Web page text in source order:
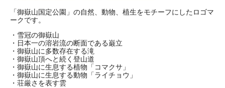
「御嶽山国定公園」の自然、動物、植生をモチーフにしたロゴマ
ークです。
・雪冠の御嶽山
・日本一の溶岩流の断面である巌立
・御嶽山に多数存在する滝
・御嶽山頂へと続く登山道
・御嶽山に生息する植物「コマクサ」
・御嶽山に生息する動物「ライチョウ」
・荘厳さを表す雲